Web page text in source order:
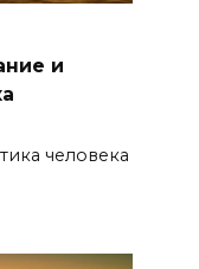
и
человека